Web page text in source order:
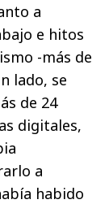
a
e hitos
-más de
lado, se
de 24
digitales,
a
habido